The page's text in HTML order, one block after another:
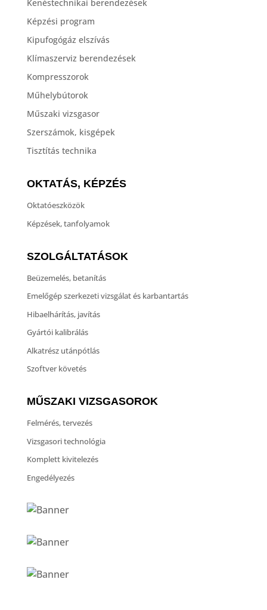
Kenéstechnikai berendezések
Képzési program
Kipufogógáz elszívás
Klímaszerviz berendezések
Kompresszorok
Műhelybútorok
Műszaki vizsgasor
Szerszámok, kisgépek
Tisztítás technika
OKTATÁS, KÉPZÉS
Oktatóeszközök
Képzések, tanfolyamok
SZOLGÁLTATÁSOK
Beüzemelés, betanítás
Emelőgép szerkezeti vizsgálat és karbantartás
Hibaelhárítás, javítás
Gyártói kalibrálás
Alkatrész utánpótlás
Szoftver követés
MŰSZAKI VIZSGASOROK
Felmérés, tervezés
Vizsgasori technológia
Komplett kivitelezés
Engedélyezés